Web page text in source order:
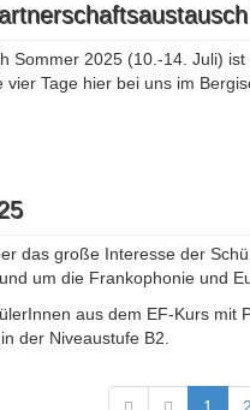
Sommer 2025 (10.-14. Juli)
Tage hier bei uns im
das große Interesse der
um die Frankophonie und
aus dem EF-Kurs
der Niveaustufe B2.